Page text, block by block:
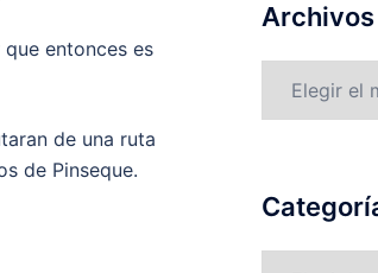
entonces es
de una ruta
de Pinseque.
Archivos